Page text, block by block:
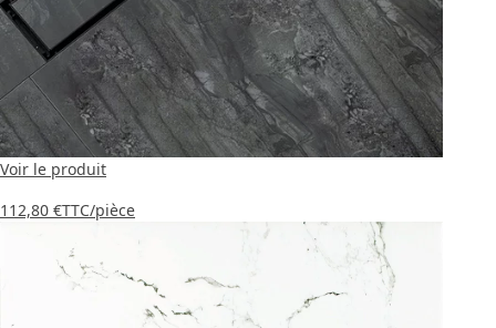
Voir le produit
112,80 €TTC/pièce